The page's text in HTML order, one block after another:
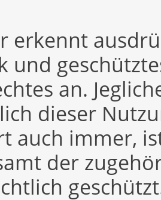
erkennt
und
an.
dieser
auch immer,
der